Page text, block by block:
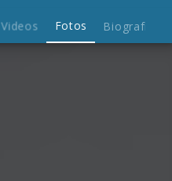
Videos Fotos Biografie